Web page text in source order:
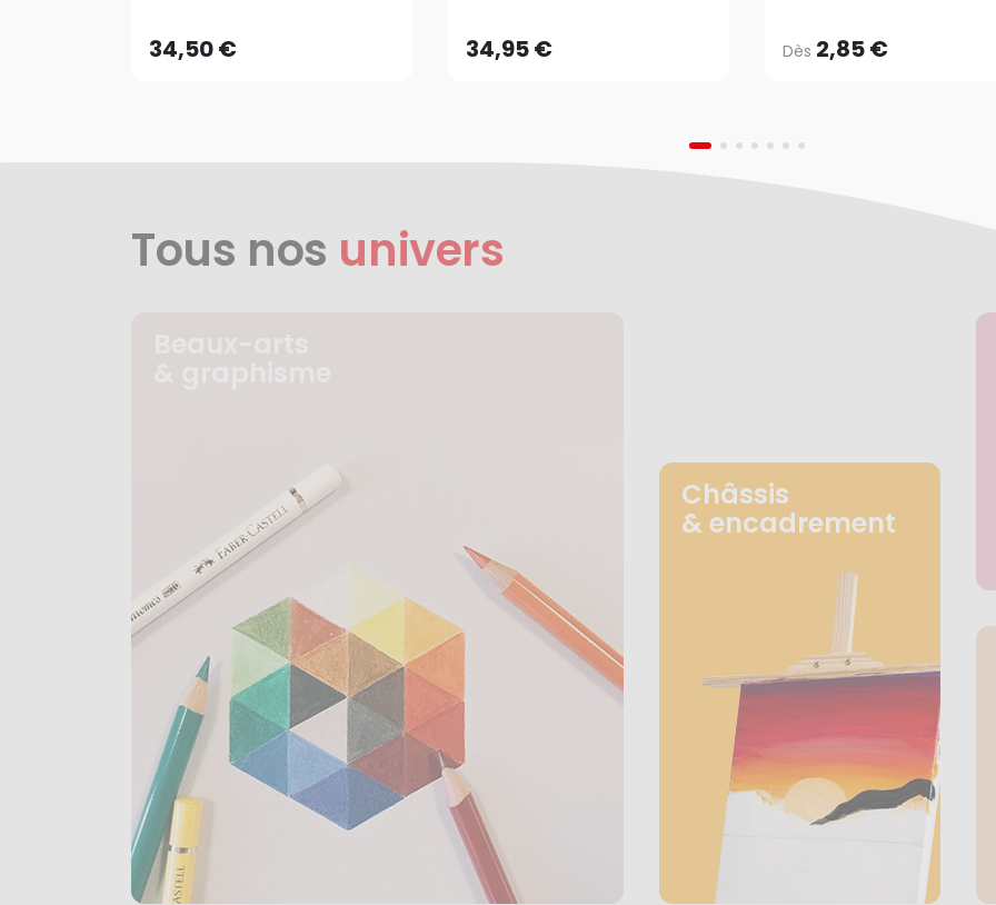
34,50 €AJOUTER AU PANIER 34,95 €AJOUTER AU PANIER Dès 2,85 €
Tous nos univers
Châssis
& encadrement